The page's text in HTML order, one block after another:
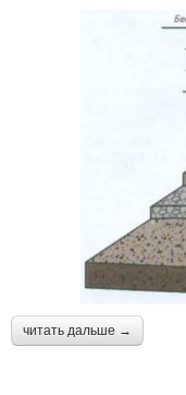
читать дальше →